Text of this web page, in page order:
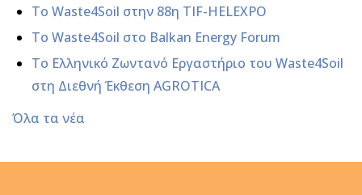
Το Waste4Soil στην 88η TIF-HELEXPO
To Waste4Soil στο Balkan Energy Forum
Το Ελληνικό Ζωντανό Εργαστήριο του Waste4Soil
στη Διεθνή Έκθεση AGROTICA
Όλα τα νέα